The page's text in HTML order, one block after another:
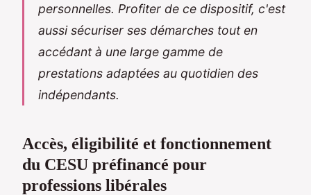
personnelles. Profiter de ce dispositif, c'est
aussi sécuriser ses démarches tout en
accédant à une large gamme de
prestations adaptées au quotidien des
indépendants.
Accès, éligibilité et fonctionnement
du CESU préfinancé pour
professions libérales